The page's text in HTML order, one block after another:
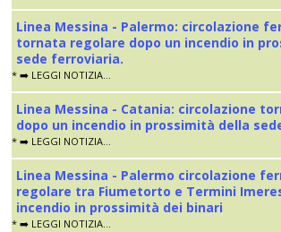
Linea Messina - Palermo: circolazione
tornata regolare dopo un incendio in
sede ferroviaria.
* ➡️ LEGGI NOTIZIA...
Linea Messina - Catania: circolazione
dopo un incendio in prossimità della
* ➡️ LEGGI NOTIZIA...
Linea Messina - Palermo circolazione
regolare tra Fiumetorto e Termini
incendio in prossimità dei binari
* ➡️ LEGGI NOTIZIA...